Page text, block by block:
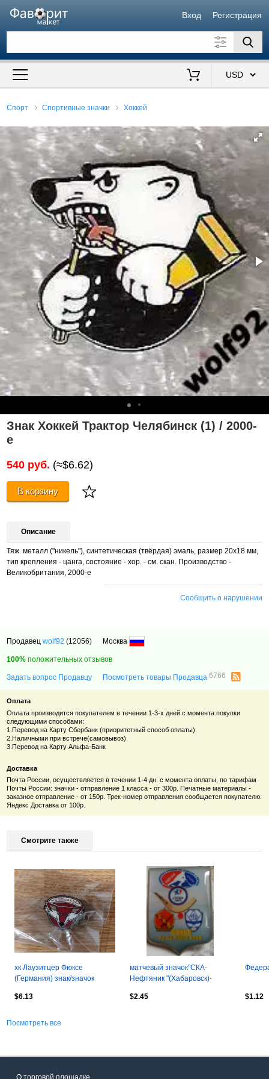
Вход Регистрация
Искать также в описании
Спорт Спортивные значки Хоккей
Знак Хоккей Трактор Челябинск (1) / 2000-
е
540 руб. (≈$6.62)
В корзину
Описание
Тяж. металл ("никель"), синтетическая (твёрдая) эмаль, размер 20х18 мм,
тип крепления - цанга, состояние - хор. - см. скан. Производство -
Великобритания, 2000-е
Сообщить о нарушении
Продавецwolf92 (12056) Москва
100% положительных отзывов
Задать вопрос Продавцу Посмотреть товары Продавца6766
Оплата
Оплата производится покупателем в течении 1-3-х дней с момента покупки
следующими способами:
1.Перевод на Карту Сбербанк (приоритетный способ оплаты).
2.Наличными при встрече(самовывоз)
3.Перевод на Карту Альфа-Банк
Доставка
Почта России, осуществляется в течении 1-4 дн. с момента оплаты, по тарифам
Почты России: значки - отправление 1 класса - от 300р. Печатные материалы -
заказное отправление - от 150р. Трек-номер отправления сообщается покупателю.
Яндекс Доставка от 100р.
Смотрите также
хк Лаузитцер Фюксе
(Германия) знак/значок
$6.13
матчевый значок"СКА-
Нефтяник "(Хабаровск)-
2019г финал
$2.45 $1.12
Посмотреть все